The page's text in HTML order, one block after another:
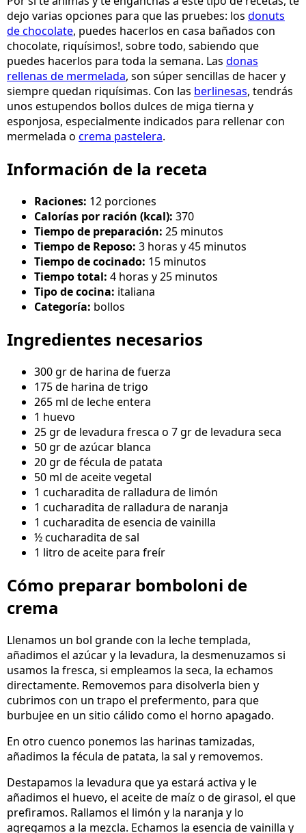
dejo varias opciones para que las pruebes: los donuts
de chocolate, puedes hacerlos en casa bañados con
chocolate, riquísimos!, sobre todo, sabiendo que
puedes hacerlos para toda la semana. Las donas
rellenas de mermelada, son súper sencillas de hacer y
siempre quedan riquísimas. Con las berlinesas, tendrás
unos estupendos bollos dulces de miga tierna y
esponjosa, especialmente indicados para rellenar con
mermelada o crema pastelera.
Información de la receta
Raciones: 12 porciones
Calorías por ración (kcal): 370
Tiempo de preparación: 25 minutos
Tiempo de Reposo: 3 horas y 45 minutos
Tiempo de cocinado: 15 minutos
Tiempo total: 4 horas y 25 minutos
Tipo de cocina: italiana
Categoría: bollos
Ingredientes necesarios
300 gr de harina de fuerza
175 de harina de trigo
265 ml de leche entera
1 huevo
25 gr de levadura fresca o 7 gr de levadura seca
50 gr de azúcar blanca
20 gr de fécula de patata
50 ml de aceite vegetal
1 cucharadita de ralladura de limón
1 cucharadita de ralladura de naranja
1 cucharadita de esencia de vainilla
½ cucharadita de sal
1 litro de aceite para freír
Cómo preparar bomboloni de
crema
Llenamos un bol grande con la leche templada,
añadimos el azúcar y la levadura, la desmenuzamos si
usamos la fresca, si empleamos la seca, la echamos
directamente. Removemos para disolverla bien y
cubrimos con un trapo el prefermento, para que
burbujee en un sitio cálido como el horno apagado.
En otro cuenco ponemos las harinas tamizadas,
añadimos la fécula de patata, la sal y removemos.
Destapamos la levadura que ya estará activa y le
añadimos el huevo, el aceite de maíz o de girasol, el que
prefiramos. Rallamos el limón y la naranja y lo
agregamos a la mezcla. Echamos la esencia de vainilla y